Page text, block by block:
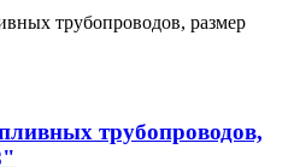
трубопроводов,